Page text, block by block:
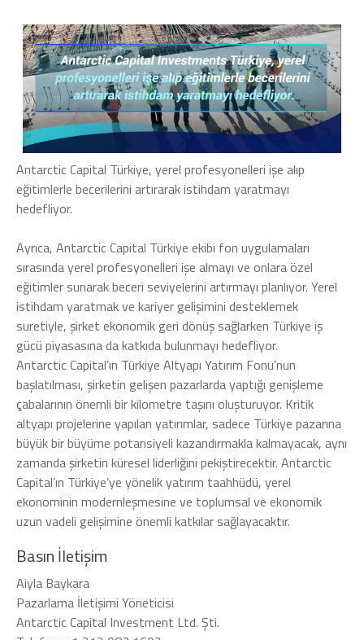
Antarctic Capital Türkiye, yerel profesyonelleri işe alıp
eğitimlerle becerilerini artırarak istihdam yaratmayı
hedefliyor.
Ayrıca, Antarctic Capital Türkiye ekibi fon uygulamaları
sırasında yerel profesyonelleri işe almayı ve onlara özel
eğitimler sunarak beceri seviyelerini artırmayı planlıyor. Yerel
istihdam yaratmak ve kariyer gelişimini desteklemek
suretiyle, şirket ekonomik geri dönüş sağlarken Türkiye iş
gücü piyasasına da katkıda bulunmayı hedefliyor.
Antarctic Capital’ın Türkiye Altyapı Yatırım Fonu’nun
başlatılması, şirketin gelişen pazarlarda yaptığı genişleme
çabalarının önemli bir kilometre taşını oluşturuyor. Kritik
altyapı projelerine yapılan yatırımlar, sadece Türkiye pazarına
büyük bir büyüme potansiyeli kazandırmakla kalmayacak, aynı
zamanda şirketin küresel liderliğini pekiştirecektir. Antarctic
Capital’ın Türkiye’ye yönelik yatırım taahhüdü, yerel
ekonominin modernleşmesine ve toplumsal ve ekonomik
uzun vadeli gelişimine önemli katkılar sağlayacaktır.
Basın İletişim
Aiyla Baykara
Pazarlama İletişimi Yöneticisi
Antarctic Capital Investment Ltd. Şti.